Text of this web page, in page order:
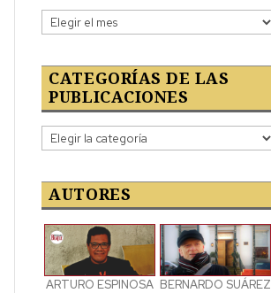
Lo
publicado
CATEGORÍAS DE LAS
PUBLICACIONES
Categorías
de
publicaciones
AUTORES
ARTURO ESPINOSA BERNARDO SUÁREZ